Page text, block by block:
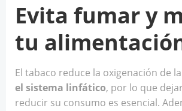
Evita fumar y
tu
El tabaco reduce la oxigenación de
el sistema linfático, por lo que
reducir su consumo es esencial.